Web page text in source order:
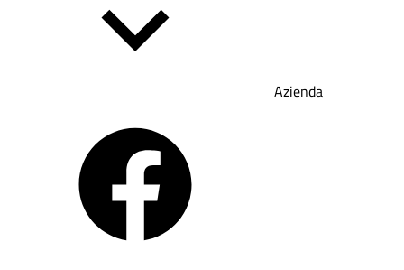
Azienda